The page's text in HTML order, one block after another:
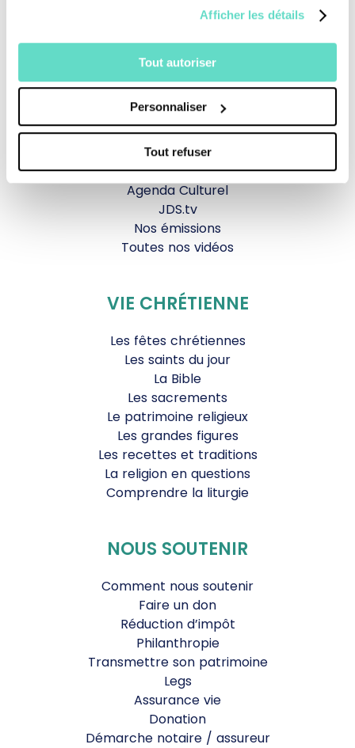
Afficher les détails
Tout autoriser
Personnaliser
Tout refuser
TOUS NOS PROGRAMMES
Magazine Le Jour du Seigneur
Documentaires
Parole Inattendue
Tous Frères
Générations Laudato Si’
Agenda Culturel
JDS.tv
Nos émissions
Toutes nos vidéos
VIE CHRÉTIENNE
Les fêtes chrétiennes
Les saints du jour
La Bible
Les sacrements
Le patrimoine religieux
Les grandes figures
Les recettes et traditions
La religion en questions
Comprendre la liturgie
NOUS SOUTENIR
Comment nous soutenir
Faire un don
Réduction d’impôt
Philanthropie
Transmettre son patrimoine
Legs
Assurance vie
Donation
Démarche notaire / assureur